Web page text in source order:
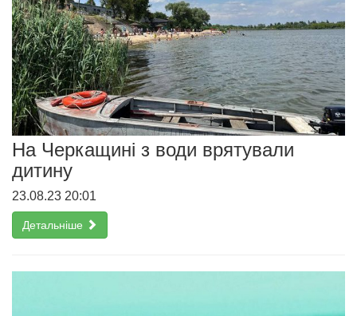
На Черкащині з води врятували
дитину
23.08.23 20:01
Детальніше